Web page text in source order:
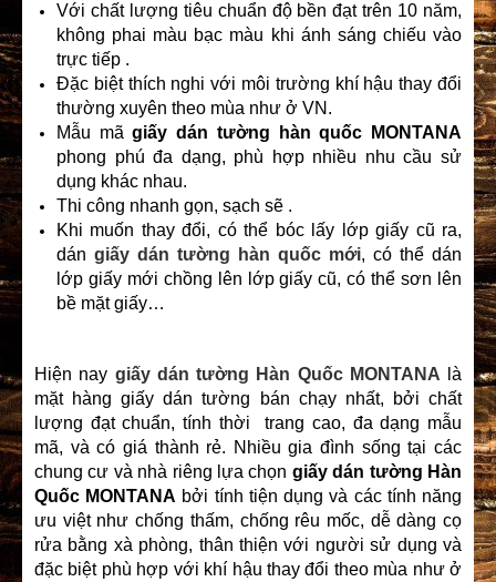
Với chất lượng tiêu chuẩn độ bền đạt trên 10 năm,
không phai màu bạc màu khi ánh sáng chiếu vào
trực tiếp .
Đặc biệt thích nghi với môi trường khí hậu thay đổi
thường xuyên theo mùa như ở VN.
Mẫu mãgiấy dán tường hàn quốc
MONTANA
phong phú đa dạng, phù hợp nhiều nhu cầu sử
dụng khác nhau.
Thi công nhanh gọn, sạch sẽ .
Khi muốn thay đổi, có thể bóc lấy lớp giấy cũ ra,
dán giấy dán tường hàn quốc mới, có thể dán
lớp giấy mới chồng lên lớp giấy cũ, có thể sơn lên
bề mặt giấy…
Hiện nay giấy dán tường Hàn Quốc MONTANA là
mặt hàng giấy dán tường bán chạy nhất, bởi chất
lượng đạt chuẩn, tính thời trang cao, đa dạng mẫu
mã, và có giá thành rẻ. Nhiều gia đình sống tại các
chung cư và nhà riêng lựa chọn giấy dán tường Hàn
Quốc MONTANA bởi tính tiện dụng và các tính năng
ưu việt như chống thấm, chống rêu mốc, dễ dàng cọ
rửa bằng xà phòng, thân thiện với người sử dụng và
đặc biệt phù hợp với khí hậu thay đổi theo mùa như ở